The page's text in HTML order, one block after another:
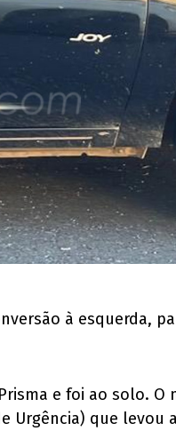
à esquerda,
e foi ao solo. O
que levou